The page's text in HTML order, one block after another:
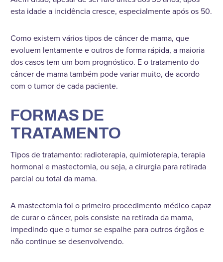
esta idade a incidência cresce, especialmente após os 50.
Como existem vários tipos de câncer de mama, que
evoluem lentamente e outros de forma rápida, a maioria
dos casos tem um bom prognóstico. E o tratamento do
câncer de mama também pode variar muito, de acordo
com o tumor de cada paciente.
FORMAS DE
TRATAMENTO
Tipos de tratamento: radioterapia, quimioterapia, terapia
hormonal e mastectomia, ou seja, a cirurgia para retirada
parcial ou total da mama.
A mastectomia foi o primeiro procedimento médico capaz
de curar o câncer, pois consiste na retirada da mama,
impedindo que o tumor se espalhe para outros órgãos e
não continue se desenvolvendo.